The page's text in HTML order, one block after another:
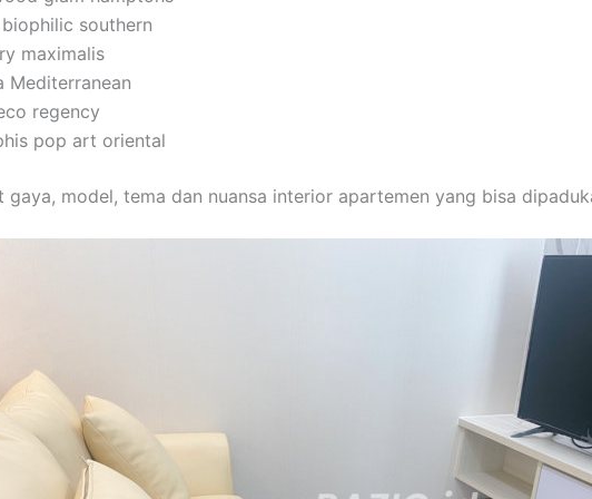
southern
maximalis
Mediterranean
regency
pop art oriental
model, tema dan nuansa interior apartemen yang bisa